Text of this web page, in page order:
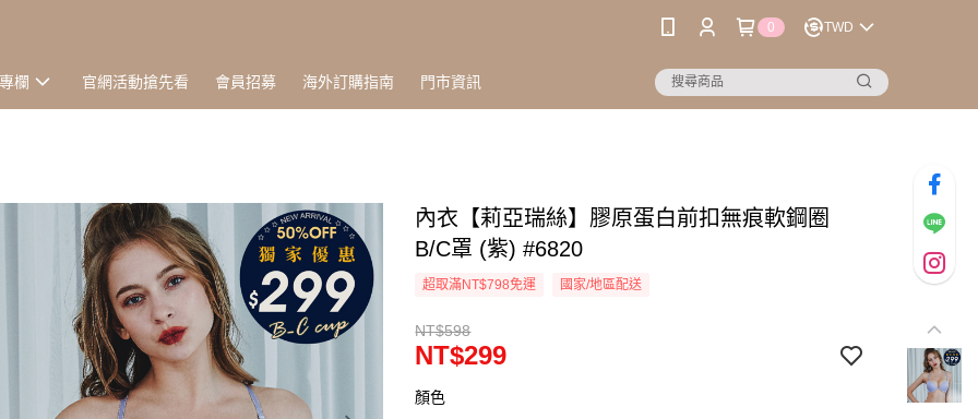
0 TWD
欄 官網活動搶先看 會員招募 海外訂購指南 門市資訊
內衣【莉亞瑞絲】膠原蛋白前扣無痕軟鋼圈
B/C罩 (紫) #6820
超取滿NT$798免運 國家/地區配送
NT$598
NT$299
顏色